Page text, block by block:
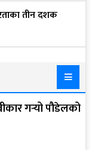
तीन दशक
गर्‍यो पौडेलको